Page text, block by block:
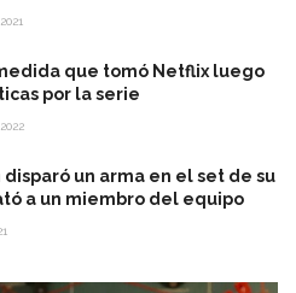
que tomó Netflix luego
por la serie
un arma en el set de su
a un miembro del equipo